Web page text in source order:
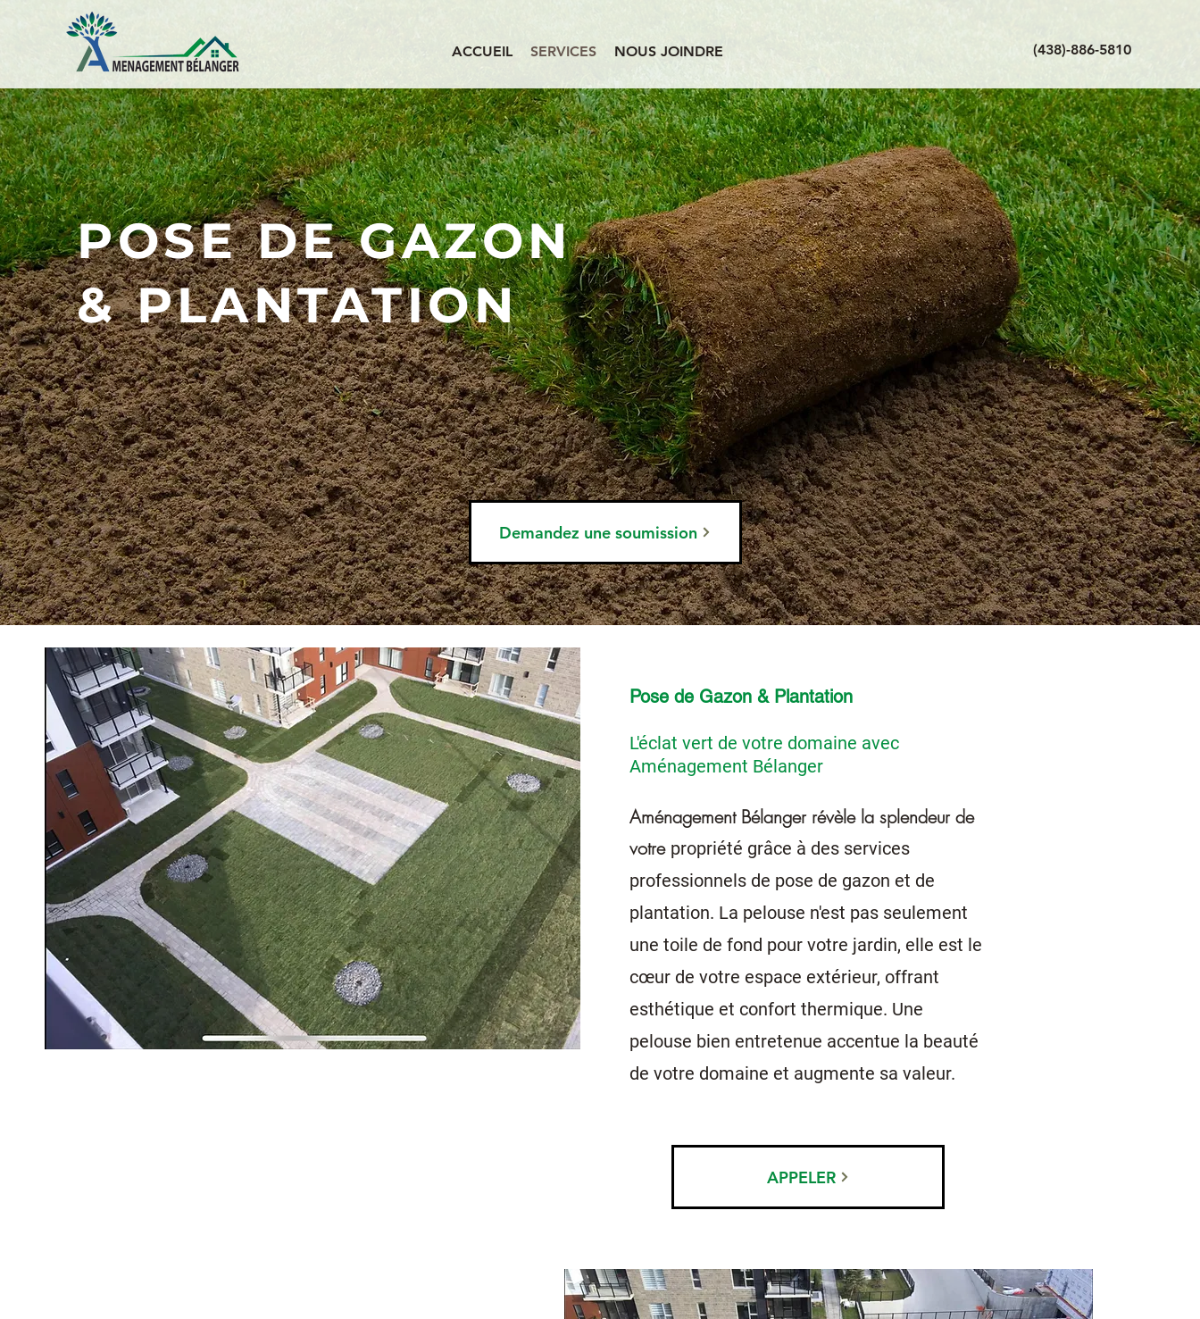
ACCUEIL SERVICES NOUS JOINDRE (438)-886-5810
POSE DE GAZON
& PLANTATION
Demandez une soumission
Pose de Gazon & Plantation
L'éclat vert de votre domaine avec
Aménagement Bélanger
Aménagement Bélanger révèle la splendeur de
votre propriété grâce à des services
professionnels de pose de gazon et de
plantation. La pelouse n'est pas seulement
une toile de fond pour votre jardin, elle est le
cœur de votre espace extérieur, offrant
esthétique et confort thermique. Une
pelouse bien entretenue accentue la beauté
de votre domaine et augmente sa valeur.
APPELER